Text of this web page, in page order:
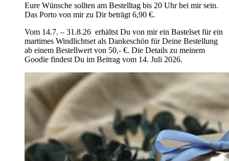
Eure Wünsche sollten am Bestelltag bis 20 Uhr bei mir sein.
Das Porto von mir zu Dir beträgt 6,90 €.
Vom 14.7. – 31.8.26 erhältst Du von mir ein Bastelset für ein
martimes Windlichtset als Dankeschön für Deine Bestellung
ab einem Bestellwert von 50,- €. Die Details zu meinem
Goodie findest Du im Beitrag vom 14. Juli 2026.